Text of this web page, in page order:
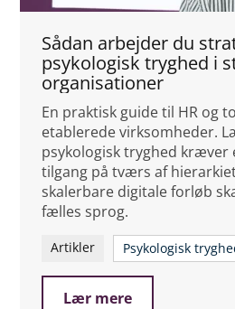
Sådan arbejder du
psykologisk tryghed i
organisationer
En praktisk guide til HR og
etablerede virksomheder.
psykologisk tryghed kræver
tilgang på tværs af
skalerbare digitale forløb
fælles sprog.
Artikler Psykologisk
Lær mere